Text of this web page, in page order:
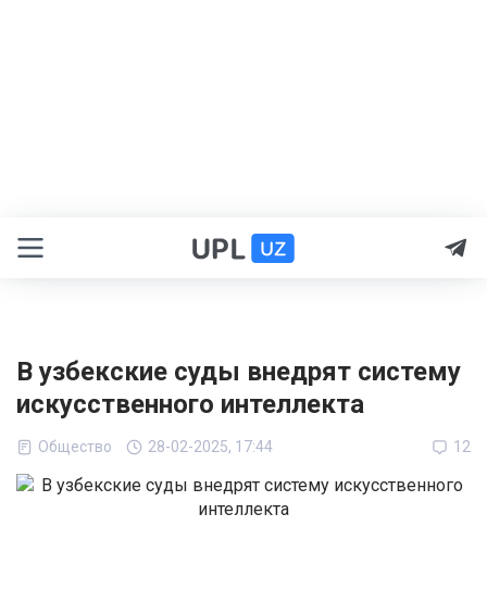
В узбекские суды внедрят систему
искусственного интеллекта
Общество 28-02-2025, 17:44 12